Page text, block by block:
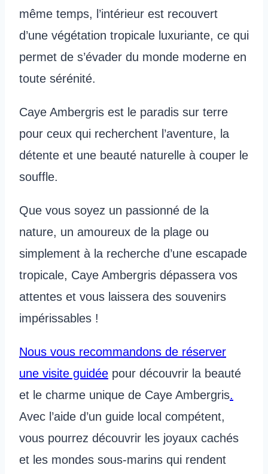
même temps, l’intérieur est recouvert
d’une végétation tropicale luxuriante, ce qui
permet de s’évader du monde moderne en
toute sérénité.
Caye Ambergris est le paradis sur terre
pour ceux qui recherchent l’aventure, la
détente et une beauté naturelle à couper le
souffle.
Que vous soyez un passionné de la
nature, un amoureux de la plage ou
simplement à la recherche d’une escapade
tropicale, Caye Ambergris dépassera vos
attentes et vous laissera des souvenirs
impérissables !
Nous vous recommandons de réserver
une visite guidée pour découvrir la beauté
et le charme unique de Caye Ambergris.
Avec l’aide d’un guide local compétent,
vous pourrez découvrir les joyaux cachés
et les mondes sous-marins qui rendent